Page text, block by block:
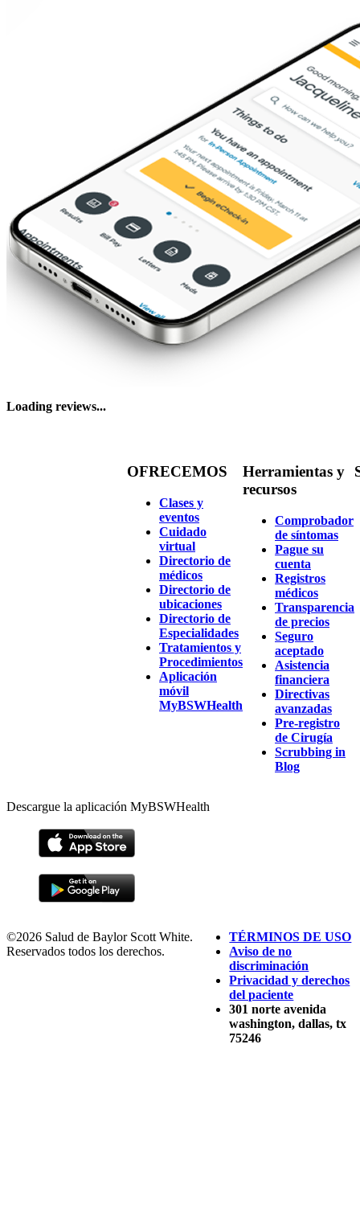
Loading reviews...
OFRECEMOS
Clases y
eventos
Cuidado
virtual
Directorio de
médicos
Directorio de
ubicaciones
Directorio de
Especialidades
Tratamientos y
Procedimientos
Aplicación
móvil
MyBSWHealth
Herramientas y
recursos
Comprobador
de síntomas
Pague su
cuenta
Registros
médicos
Transparencia
de precios
Seguro
aceptado
Asistencia
financiera
Directivas
avanzadas
Pre-registro
de Cirugía
Scrubbing in
Blog
Descargue la aplicación MyBSWHealth
©2026 Salud de Baylor Scott White.
Reservados todos los derechos.
TÉRMINOS DE USO
Aviso de no
discriminación
Privacidad y derechos
del paciente
301 norte avenida
washington, dallas, tx
75246